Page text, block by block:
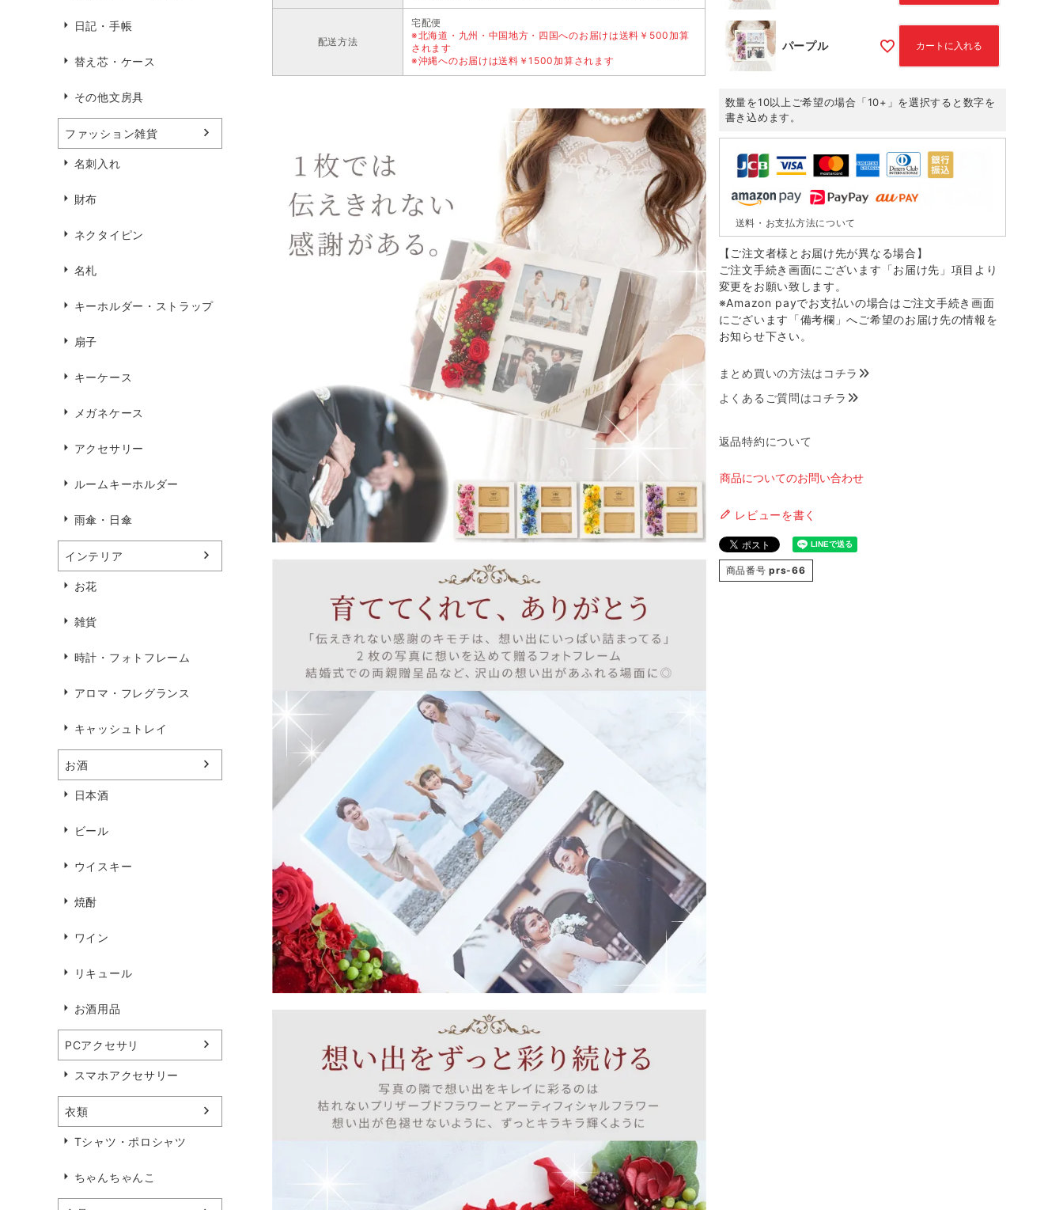
日記・手帳
替え芯・ケース
その他文房具
ファッション雑貨
名刺入れ
財布
ネクタイピン
名札
キーホルダー・ストラップ
扇子
キーケース
メガネケース
アクセサリー
ルームキーホルダー
雨傘・日傘
インテリア
お花
雑貨
時計・フォトフレーム
アロマ・フレグランス
キャッシュトレイ
お酒
日本酒
ビール
ウイスキー
焼酎
ワイン
リキュール
お酒用品
PCアクセサリ
スマホアクセサリー
衣類
Tシャツ・ポロシャツ
ちゃんちゃんこ
配送方法
宅配便
※北海道・九州・中国地方・四国へのお届けは送料￥500加算
されます
※沖縄へのお届けは送料￥1500加算されます
パープル カートに入れる
数量を10以上ご希望の場合「10+」を選択すると数字を
書き込めます。
送料・お支払方法について
【ご注文者様とお届け先が異なる場合】
ご注文手続き画面にございます「お届け先」項目より
変更をお願い致します。
※Amazon payでお支払いの場合はご注文手続き画面
にございます「備考欄」へご希望のお届け先の情報を
お知らせ下さい。
まとめ買いの方法はコチラ
よくあるご質問はコチラ
返品特約について
商品についてのお問い合わせ
レビューを書く
商品番号 prs-66